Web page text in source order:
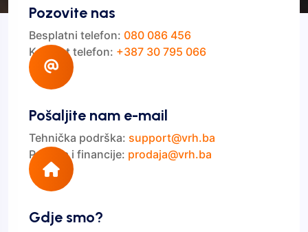
Pozovite nas
Besplatni telefon: 080 086 456
Kontakt telefon: +387 30 795 066
Pošaljite nam e-mail
Tehnička podrška: support@vrh.ba
Prodaja i financije: prodaja@vrh.ba
Gdje smo?